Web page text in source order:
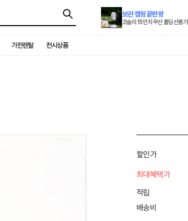
보관 캠핑 끝판왕
코슬리 15인치 무선 폴딩 선풍기
가전렌탈 전시상품
할인가
최대혜택가
적립
배송비